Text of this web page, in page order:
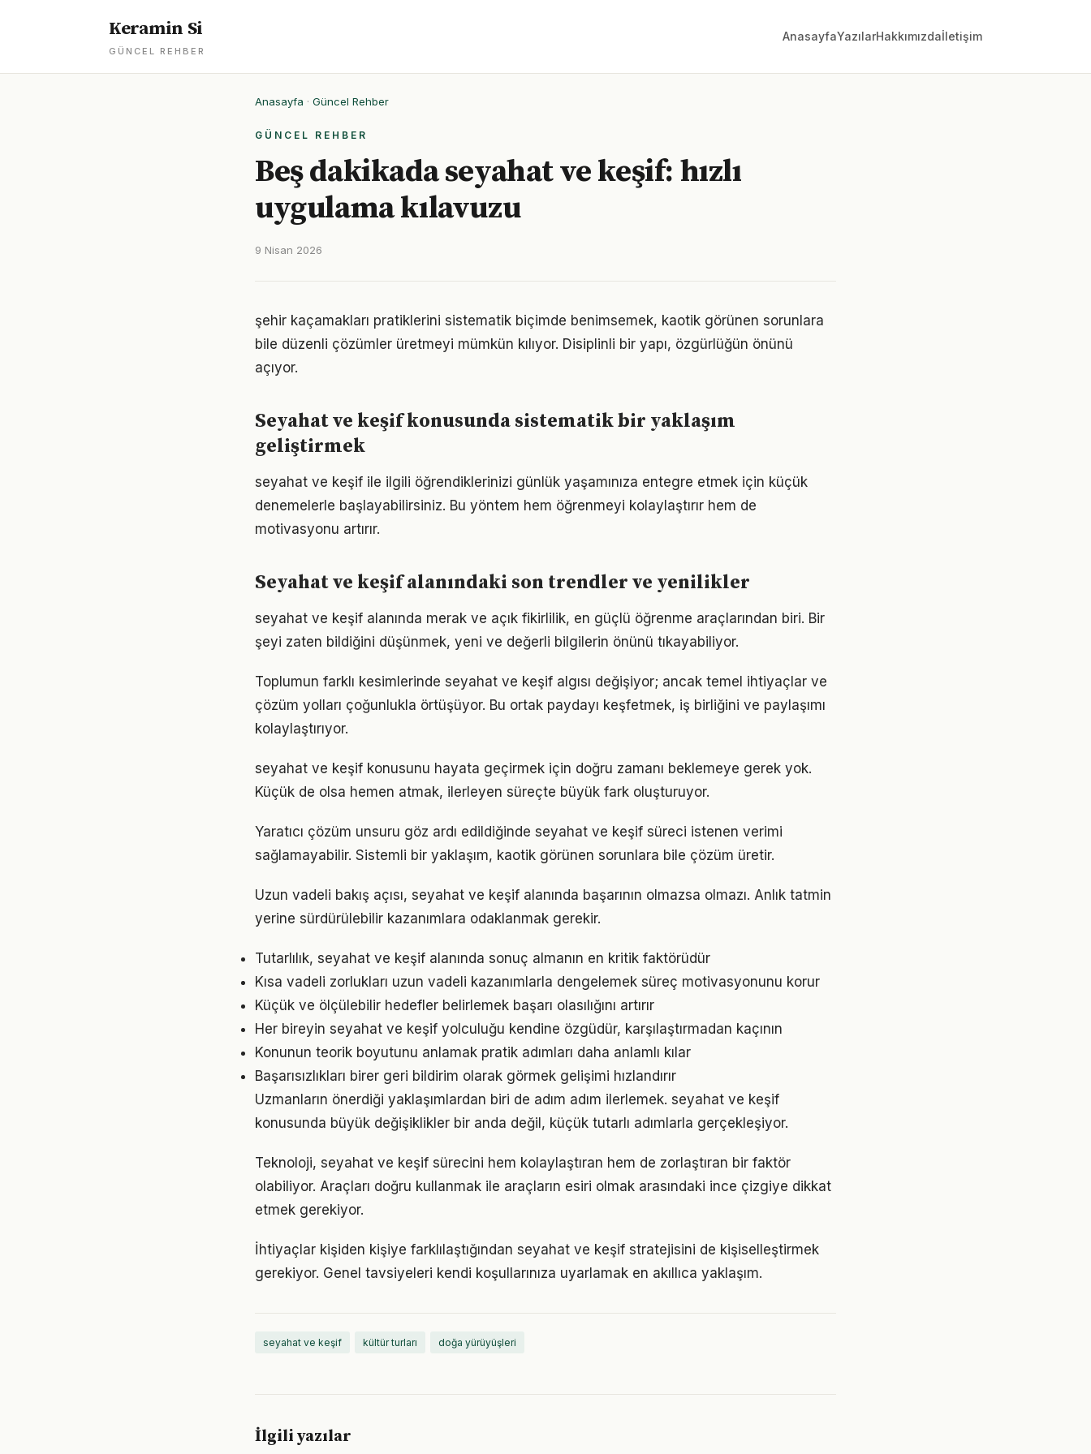
Keramin Si
GÜNCEL REHBER
AnasayfaYazılarHakkımızdaİletişim
Anasayfa · Güncel Rehber
GÜNCEL REHBER
Beş dakikada seyahat ve keşif: hızlı
uygulama kılavuzu
9 Nisan 2026
şehir kaçamakları pratiklerini sistematik biçimde benimsemek, kaotik görünen sorunlara
bile düzenli çözümler üretmeyi mümkün kılıyor. Disiplinli bir yapı, özgürlüğün önünü
açıyor.
Seyahat ve keşif konusunda sistematik bir yaklaşım
geliştirmek
seyahat ve keşif ile ilgili öğrendiklerinizi günlük yaşamınıza entegre etmek için küçük
denemelerle başlayabilirsiniz. Bu yöntem hem öğrenmeyi kolaylaştırır hem de
motivasyonu artırır.
Seyahat ve keşif alanındaki son trendler ve yenilikler
seyahat ve keşif alanında merak ve açık fikirlilik, en güçlü öğrenme araçlarından biri. Bir
şeyi zaten bildiğini düşünmek, yeni ve değerli bilgilerin önünü tıkayabiliyor.
Toplumun farklı kesimlerinde seyahat ve keşif algısı değişiyor; ancak temel ihtiyaçlar ve
çözüm yolları çoğunlukla örtüşüyor. Bu ortak paydayı keşfetmek, iş birliğini ve paylaşımı
kolaylaştırıyor.
seyahat ve keşif konusunu hayata geçirmek için doğru zamanı beklemeye gerek yok.
Küçük de olsa hemen atmak, ilerleyen süreçte büyük fark oluşturuyor.
Yaratıcı çözüm unsuru göz ardı edildiğinde seyahat ve keşif süreci istenen verimi
sağlamayabilir. Sistemli bir yaklaşım, kaotik görünen sorunlara bile çözüm üretir.
Uzun vadeli bakış açısı, seyahat ve keşif alanında başarının olmazsa olmazı. Anlık tatmin
yerine sürdürülebilir kazanımlara odaklanmak gerekir.
Tutarlılık, seyahat ve keşif alanında sonuç almanın en kritik faktörüdür
Kısa vadeli zorlukları uzun vadeli kazanımlarla dengelemek süreç motivasyonunu korur
Küçük ve ölçülebilir hedefler belirlemek başarı olasılığını artırır
Her bireyin seyahat ve keşif yolculuğu kendine özgüdür, karşılaştırmadan kaçının
Konunun teorik boyutunu anlamak pratik adımları daha anlamlı kılar
Başarısızlıkları birer geri bildirim olarak görmek gelişimi hızlandırır
Uzmanların önerdiği yaklaşımlardan biri de adım adım ilerlemek. seyahat ve keşif
konusunda büyük değişiklikler bir anda değil, küçük tutarlı adımlarla gerçekleşiyor.
Teknoloji, seyahat ve keşif sürecini hem kolaylaştıran hem de zorlaştıran bir faktör
olabiliyor. Araçları doğru kullanmak ile araçların esiri olmak arasındaki ince çizgiye dikkat
etmek gerekiyor.
İhtiyaçlar kişiden kişiye farklılaştığından seyahat ve keşif stratejisini de kişiselleştirmek
gerekiyor. Genel tavsiyeleri kendi koşullarınıza uyarlamak en akıllıca yaklaşım.
seyahat ve keşif kültür turları doğa yürüyüşleri
İlgili yazılar